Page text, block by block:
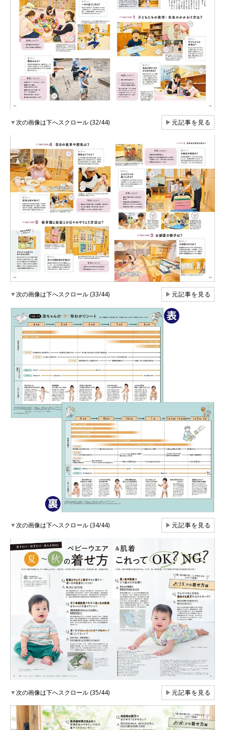
▼次の画像は下へスクロール (32/44) ▶元記事を見る
▼次の画像は下へスクロール (33/44) ▶元記事を見る
▼次の画像は下へスクロール (34/44) ▶元記事を見る
▼次の画像は下へスクロール (35/44) ▶元記事を見る